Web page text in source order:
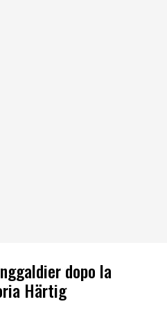
dopo la
Härtig